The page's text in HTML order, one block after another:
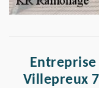
Villepreux